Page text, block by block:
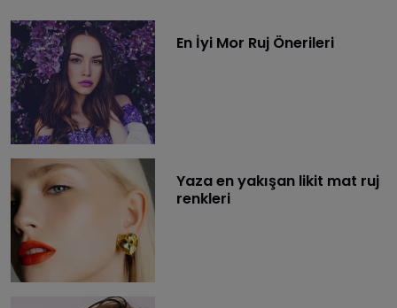
En İyi Mor Ruj Önerileri
Yaza en yakışan likit mat ruj
renkleri